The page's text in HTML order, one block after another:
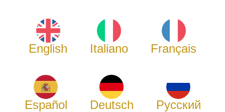
English Italiano Français
Español Deutsch Русский